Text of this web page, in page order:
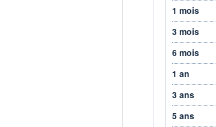
1 mois
3 mois
6 mois
1 an
3 ans
5 ans